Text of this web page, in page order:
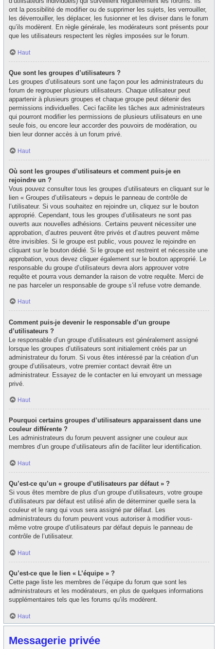
ont la possibilité de modifier ou de supprimer les sujets, les verrouiller,
les déverrouiller, les déplacer, les fusionner et les diviser dans le forum
qu’ils modèrent. En règle générale, les modérateurs sont présents pour
que les utilisateurs respectent les règles imposées sur le forum.
Haut
Que sont les groupes d’utilisateurs ?
Les groupes d’utilisateurs sont une façon pour les administrateurs du
forum de regrouper plusieurs utilisateurs. Chaque utilisateur peut
appartenir à plusieurs groupes et chaque groupe peut détenir des
permissions individuelles. Ceci facilite les tâches aux administrateurs
qui pourront modifier les permissions de plusieurs utilisateurs en une
seule fois, ou encore leur accorder des pouvoirs de modération, ou
bien leur donner accès à un forum privé.
Haut
Où sont les groupes d’utilisateurs et comment puis-je en
rejoindre un ?
Vous pouvez consulter tous les groupes d’utilisateurs en cliquant sur le
lien « Groupes d’utilisateurs » depuis le panneau de contrôle de
l’utilisateur. Si vous souhaitez en rejoindre un, cliquez sur le bouton
approprié. Cependant, tous les groupes d’utilisateurs ne sont pas
ouverts aux nouvelles adhésions. Certains peuvent nécessiter une
approbation, d’autres peuvent être privés et d’autres peuvent même
être invisibles. Si le groupe est public, vous pouvez le rejoindre en
cliquant sur le bouton dédié. Si le groupe est restreint et nécessite une
approbation, vous devez cliquer également sur le bouton approprié. Le
responsable du groupe d’utilisateurs devra alors approuver votre
requête et pourra vous demander la raison de votre requête. Merci de
ne pas harceler un responsable de groupe s’il refuse votre demande.
Haut
Comment puis-je devenir le responsable d’un groupe
d’utilisateurs ?
Le responsable d’un groupe d’utilisateurs est généralement assigné
lorsque les groupes d’utilisateurs sont initialement créés par un
administrateur du forum. Si vous êtes intéressé par la création d’un
groupe d’utilisateurs, votre premier contact devrait être un
administrateur. Essayez de le contacter en lui envoyant un message
privé.
Haut
Pourquoi certains groupes d’utilisateurs apparaissent dans une
couleur différente ?
Les administrateurs du forum peuvent assigner une couleur aux
membres d’un groupe d’utilisateurs afin de faciliter leur identification.
Haut
Qu’est-ce qu’un « groupe d’utilisateurs par défaut » ?
Si vous êtes membre de plus d’un groupe d’utilisateurs, votre groupe
d’utilisateurs par défaut est utilisé afin de déterminer quelle sera la
couleur et le rang qui vous sera assigné par défaut. Les
administrateurs du forum peuvent vous autoriser à modifier vous-
même votre groupe d’utilisateurs par défaut depuis le panneau de
contrôle de l’utilisateur.
Haut
Qu’est-ce que le lien « L’équipe » ?
Cette page liste les membres de l’équipe du forum que sont les
administrateurs et les modérateurs, en plus de quelques informations
supplémentaires tels que les forums qu’ils modèrent.
Haut
Messagerie privée